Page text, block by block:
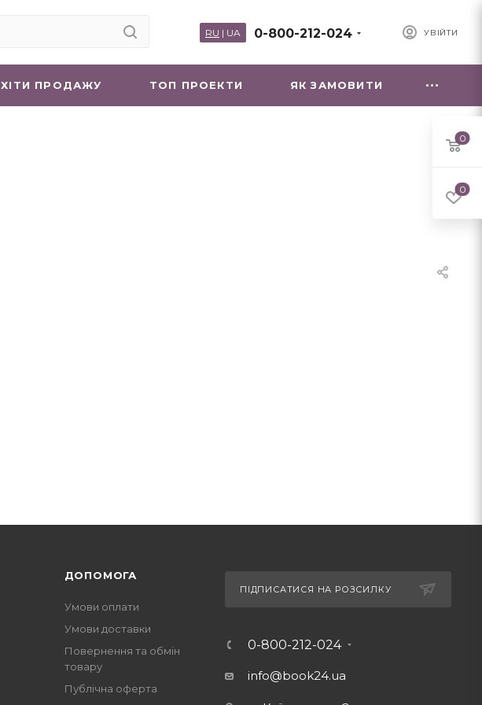
УВІЙТИ
0-800-212-024
RU | UA
ХIТИ ПРОДАЖУ ТОП ПРОЕКТИ ЯК ЗАМОВИТИ
ДОПОМОГА
Умови оплати
Умови доставки
Повернення та обмін
товару
Публічна оферта
ПІДПИСАТИСЯ НА РОЗСИЛКУ
0-800-212-024
info@book24.ua
0
0